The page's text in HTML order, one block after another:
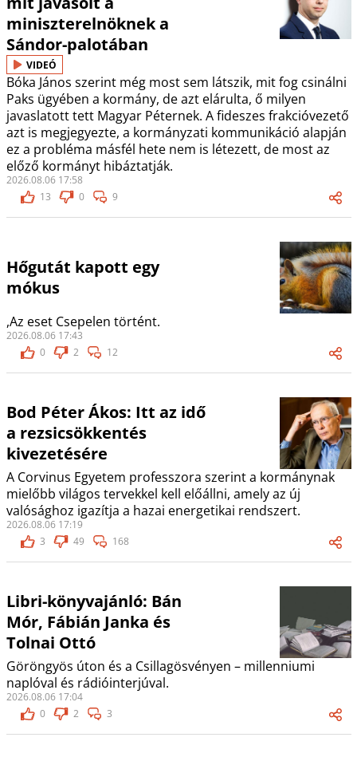
miniszterelnöknek a
Sándor-palotában
VIDEÓ
Bóka János szerint még most sem látszik, mit fog csinálni
Paks ügyében a kormány, de azt elárulta, ő milyen
javaslatott tett Magyar Péternek. A fideszes frakcióvezető
azt is megjegyezte, a kormányzati kommunikáció alapján
ez a probléma másfél hete nem is létezett, de most az
előző kormányt hibáztatják.
2026.08.06 17:58
13
0 9
Hőgutát kapott egy
mókus
,Az eset Csepelen történt.
2026.08.06 17:43
0
2 12
Bod Péter Ákos: Itt az idő
a rezsicsökkentés
kivezetésére
A Corvinus Egyetem professzora szerint a kormánynak
mielőbb világos tervekkel kell előállni, amely az új
valósághoz igazítja a hazai energetikai rendszert.
2026.08.06 17:19
3
49 168
Libri-könyvajánló: Bán
Mór, Fábián Janka és
Tolnai Ottó
Göröngyös úton és a Csillagösvényen – millenniumi
naplóval és rádióinterjúval.
2026.08.06 17:04
0
2 3